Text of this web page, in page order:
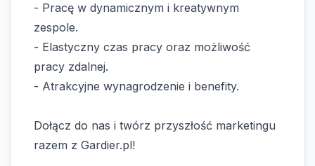
- Pracę w dynamicznym i kreatywnym
zespole.
- Elastyczny czas pracy oraz możliwość
pracy zdalnej.
- Atrakcyjne wynagrodzenie i benefity.
Dołącz do nas i twórz przyszłość marketingu
razem z Gardier.pl!